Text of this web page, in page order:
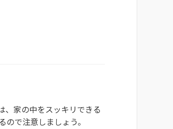
、家の中をスッキリできる
で注意しましょう。